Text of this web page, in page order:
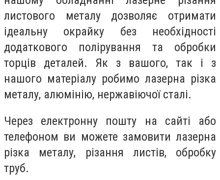
листового металу дозволяє отримати
ідеальну окрайку без необхідності
додаткового полірування та обробки
торців деталей. Як з вашого, так і з
нашого матеріалу робимо лазерна різка
металу, алюмінію, нержавіючої сталі.
Через електронну пошту на сайті або
телефоном ви можете замовити лазерна
різка металу, різання листів, обробку
труб.